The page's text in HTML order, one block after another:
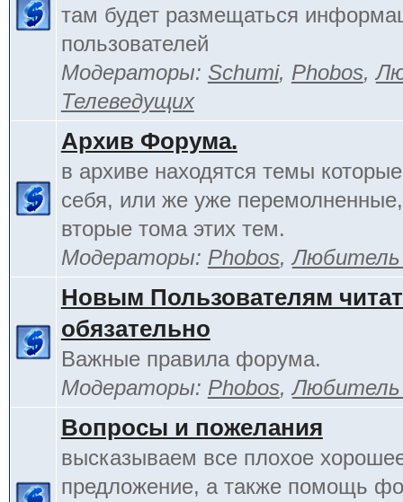
там будет размещаться
пользователей
Модераторы: Schumi, Phobos,
Телеведущих
Архив Форума.
в архиве находятся темы
себя, или же уже
вторые тома этих тем.
Модераторы: Phobos,Любитель
Новым Пользователям
обязательно
Важные правила форума.
Модераторы: Phobos,Любитель
Вопросы и пожелания
высказываем все плохое
предложение, а также помощь